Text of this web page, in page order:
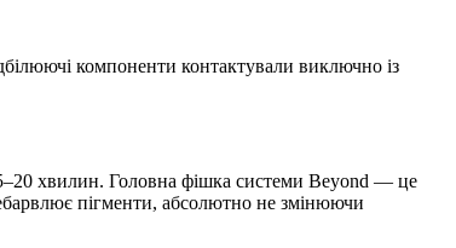
компоненти контактували виключно із
хвилин. Головна фішка системи Beyond — це
пігменти, абсолютно не змінюючи